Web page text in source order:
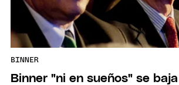
BINNER
Binner "ni en sueños" se